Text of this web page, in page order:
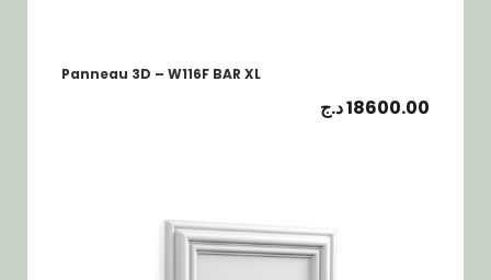
Panneau 3D – W116F BAR XL
18600.00د.ج